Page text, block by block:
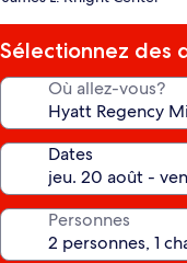
Sélectionnez des
Où allez-vous?
Dates
Personnes